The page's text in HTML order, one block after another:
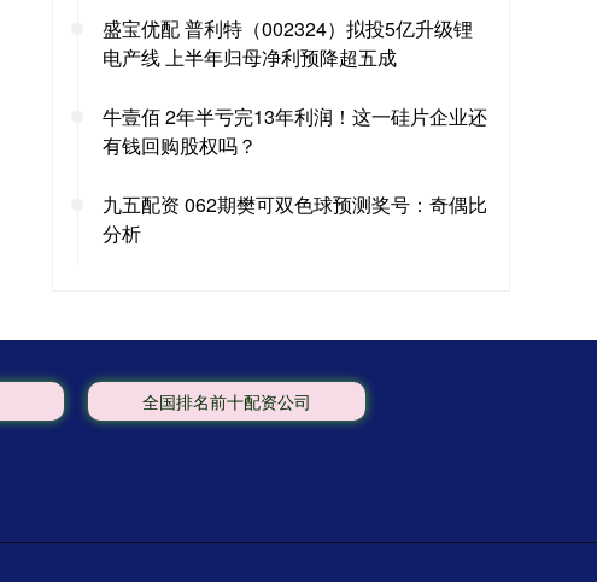
盛宝优配 普利特（002324）拟投5亿升级锂
电产线 上半年归母净利预降超五成
牛壹佰 2年半亏完13年利润！这一硅片企业还
有钱回购股权吗？
九五配资 062期樊可双色球预测奖号：奇偶比
分析
全国排名前十配资公司